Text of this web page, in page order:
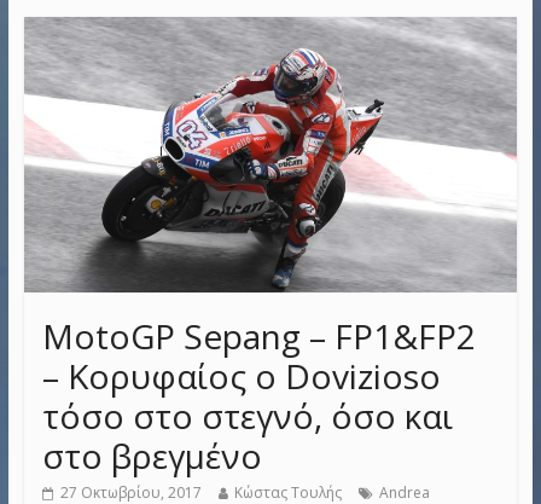
MotoGP Sepang – FP1&FP2
– Κορυφαίος ο Dovizioso
τόσο στο στεγνό, όσο και
στο βρεγμένο
27 Οκτωβρίου, 2017 Κώστας Τουλής
Andrea